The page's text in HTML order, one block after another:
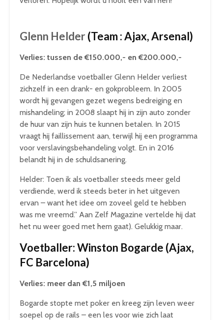
Glenn Helder(Team : Ajax, Arsenal)
Verlies: tussen de €150.000,- en €200.000,-
De Nederlandse voetballer Glenn Helder verliest
zichzelf in een drank- en gokprobleem. In 2005
wordt hij gevangen gezet wegens bedreiging en
mishandeling; in 2008 slaapt hij in zijn auto zonder
de huur van zijn huis te kunnen betalen. In 2015
vraagt hij faillissement aan, terwijl hij een programma
voor verslavingsbehandeling volgt. En in 2016
belandt hij in de schuldsanering.
Helder: Toen ik als voetballer steeds meer geld
verdiende, werd ik steeds beter in het uitgeven
ervan – want het idee om zoveel geld te hebben
was me vreemd.” Aan Zelf Magazine vertelde hij dat
het nu weer goed met hem gaat). Gelukkig maar.
Voetballer: Winston Bogarde (Ajax,
FC Barcelona)
Verlies: meer dan €1,5 miljoen
Bogarde stopte met poker en kreeg zijn leven weer
soepel op de rails – een les voor wie zich laat